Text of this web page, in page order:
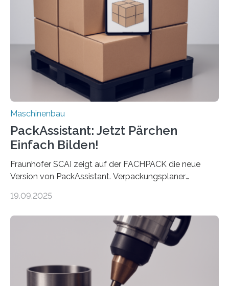
Maschine faltet in Druckereien Broschüren, Prospekte,
Landkarten und vieles mehr – mehrere Zehntausend
Exemplare pro Stunde. Je nach Maschinentyp und
Auftrag kann das Umrüsten…
Maschinenbau
PackAssistant: Jetzt Pärchen
Einfach Bilden!
Fraunhofer SCAI zeigt auf der FACHPACK die neue
Version von PackAssistant. Verpackungsplaner
Automobil, Maschinenbau und in der Zulieferindustrie.
Teile als eine Einheit verpacken. Die Anordnung kann
der Benutzer vorgeben und erhält so mehr Kontrolle
über die Positionierung der Bauteile. Die ebenfalls neue
Automatisierungsschnittstelle dient dazu, die Software
besser in spezifische Unternehmensprozesse
19.09.2025